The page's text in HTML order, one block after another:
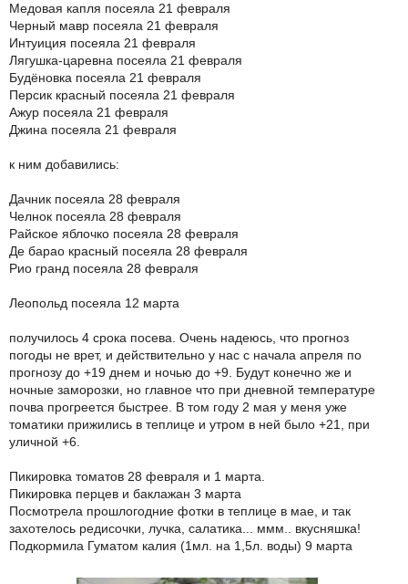
Медовая капля посеяла 21 февраля
Черный мавр посеяла 21 февраля
Интуиция посеяла 21 февраля
Лягушка-царевна посеяла 21 февраля
Будёновка посеяла 21 февраля
Персик красный посеяла 21 февраля
Ажур посеяла 21 февраля
Джина посеяла 21 февраля
к ним добавились:
Дачник посеяла 28 февраля
Челнок посеяла 28 февраля
Райское яблочко посеяла 28 февраля
Де барао красный посеяла 28 февраля
Рио гранд посеяла 28 февраля
Леопольд посеяла 12 марта
получилось 4 срока посева. Очень надеюсь, что прогноз
погоды не врет, и действительно у нас с начала апреля по
прогнозу до +19 днем и ночью до +9. Будут конечно же и
ночные заморозки, но главное что при дневной температуре
почва прогреется быстрее. В том году 2 мая у меня уже
томатики прижились в теплице и утром в ней было +21, при
уличной +6.
Пикировка томатов 28 февраля и 1 марта.
Пикировка перцев и баклажан 3 марта
Посмотрела прошлогодние фотки в теплице в мае, и так
захотелось редисочки, лучка, салатика... ммм.. вкусняшка!
Подкормила Гуматом калия (1мл. на 1,5л. воды) 9 марта